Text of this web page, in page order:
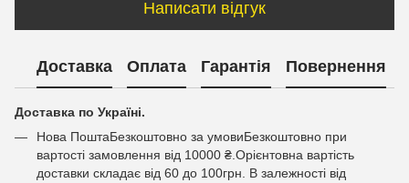
Написати відгук
Доставка Оплата Гарантія Повернення
Доставка по Україні.
Нова ПоштаБезкоштовно за умовиБезкоштовно при
вартості замовлення від 10000 ₴.Орієнтовна вартість
доставки складає від 60 до 100грн. В залежності від